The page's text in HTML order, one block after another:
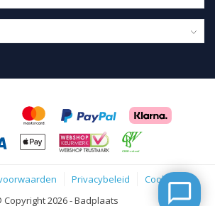
Privacybeleid
Cookies
Copyright 2026 - Badplaats